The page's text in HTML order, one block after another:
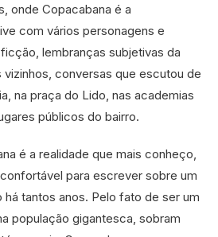
onde Copacabana é a
com vários personagens e
lembranças subjetivas da
conversas que escutou de
na praça do Lido, nas academias
públicos do bairro.
é a realidade que mais conheço,
para escrever sobre um
há tantos anos. Pelo fato de ser um
população gigantesca, sobram